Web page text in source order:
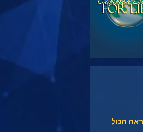
ראה הכול